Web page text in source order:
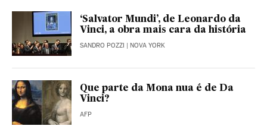
‘Salvator Mundi’, de Leonardo da
Vinci, a obra mais cara da história
SANDRO POZZI | NOVA YORK
Que parte da Mona nua é de Da
Vinci?
AFP